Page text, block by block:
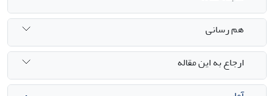
هم رسانی
ارجاع به این مقاله